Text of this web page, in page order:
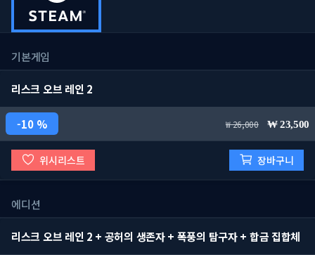
기본게임
리스크 오브 레인 2
10 % 26,000 23,500
위시리스트 장바구니
에디션
리스크 오브 레인 2 + 공허의 생존자 + 폭풍의 탐구자 + 합금 집합체